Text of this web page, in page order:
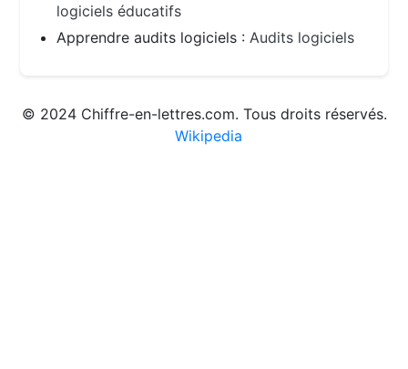
logiciels éducatifs
Apprendre audits logiciels :Audits logiciels
© 2024 Chiffre-en-lettres.com. Tous droits réservés.
Wikipedia